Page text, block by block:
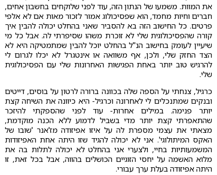
את המוות. משמעו של הנתון הזה, עוד לפני שלוקחים בחשבון אחים,
חברים וחיות מחמד, הוא שפסיכולוג אמור לזכור מאות אם לא אלפי
פרטים. כל החישוב הזה בא להסביר שאני בהחלט יכולה להבין איך
קורה שהפסיכולוגית שלי לא זוכרת משהו שסיפרתי לה. אבל כל מי
שיעיין לעומק בחישוב הנ"ל בהחלט יוכל להבין שמתמטיקה היא לא
הצד החזק שלי, ולכן, אף משוואה או אינטגרל לא יכלו לגרום לי
להרגיש טוב יותר באחת הפגישות האחרונות שלי עם הפסיכולוגית
שלי.
כרגיל, צנחתי על הספה שלה בכוונה ברורה לרטון על בוסים, דייטים
ובנקים שמתנכלים לי לאחרונה וכרגיל- היא כיוונה את השיחה קצת
יותר פנימה. במילים אחרות- עוד לפני שהספקתי להיזכר
שהתאפרתי קצת יותר מדי בשביל לדמוע ללא הכנה מוקדמת,
מצאתי את עצמי מספרת לה על איזו אפיזודה מז'אנר 'שובו של
האקס המיתולוגי'. אני לא יכולה להגיד שזו היתה אחת האפיזודות
המשמעותיות בחיי, ולצערי אני בהחלט לא יכולה לתלות בה את
מלוא האשמה על יחסי הזוגיים הכושלים בהווה, אבל בכל זאת, זו
היתה אפיזודה בעלת ערך עבורי.